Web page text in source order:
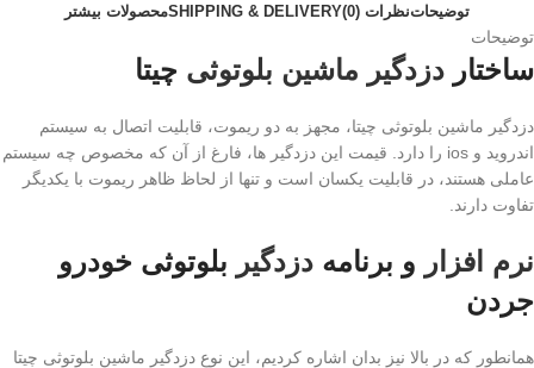
توضیحاتنظرات (0) SHIPPING & DELIVERYمحصولات بیشتر
توضیحات
ساختار دزدگیر ماشین بلوتوثی چیتا
دزدگیر ماشین بلوتوثی چیتا، مجهز به دو ریموت، قابلیت اتصال به سیستم
اندروید و ios را دارد. قیمت این دزدگیر ها، فارغ از آن که مخصوص چه سیستم
عاملی هستند، در قابلیت یکسان است و تنها از لحاظ ظاهر ریموت با یکدیگر
تفاوت دارند.
نرم افزار و برنامه دزدگیر بلوتوثی خودرو
جردن
همانطور که در بالا نیز بدان اشاره کردیم، این نوع دزدگیر ماشین بلوتوثی چیتا